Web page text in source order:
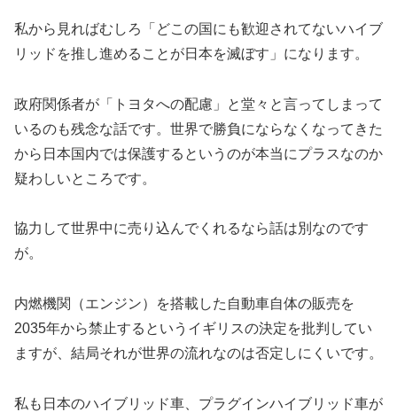
私から見ればむしろ「どこの国にも歓迎されてないハイブ
リッドを推し進めることが日本を滅ぼす」になります。
政府関係者が「トヨタへの配慮」と堂々と言ってしまって
いるのも残念な話です。世界で勝負にならなくなってきた
から日本国内では保護するというのが本当にプラスなのか
疑わしいところです。
協力して世界中に売り込んでくれるなら話は別なのです
が。
内燃機関（エンジン）を搭載した自動車自体の販売を
2035年から禁止するというイギリスの決定を批判してい
ますが、結局それが世界の流れなのは否定しにくいです。
私も日本のハイブリッド車、プラグインハイブリッド車が